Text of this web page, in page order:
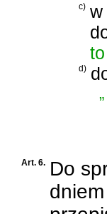
c) w
d)
„
Art. 6. Do